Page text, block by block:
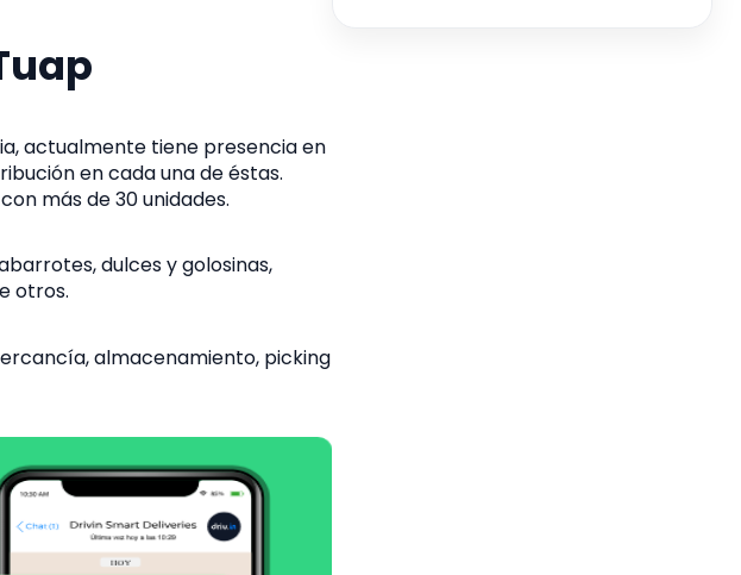
actualmente tiene presencia en
en cada una de éstas.
más de 30 unidades.
dulces y golosinas,
otros.
almacenamiento, picking